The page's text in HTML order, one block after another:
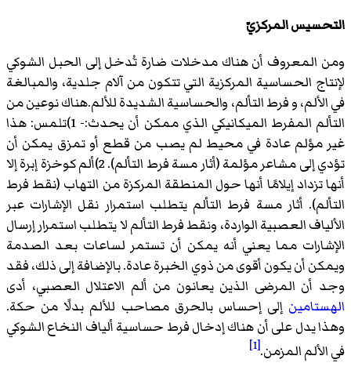
التحسيس المركزيّ
ومن المعروف أن هناك مدخلات ضارة تُدخل إلى الحبل الشوكي
لإنتاج الحساسية المركزية التي تتكون من آلام جلدية، والمبالغة
في الألم، و فرط التألم، والحساسية الشديدة للألم.هناك نوعين من
التألم المفرط الميكانيكي الذي ممكن أن يحدث:- 1)تلمس: هذا
غير مؤلم عادة في محيط لم يصب من قطع أو تمزق يمكن أن
تؤدي إلى مشاعر مؤلمة (أثار مسة فرط التألم). 2)ألم كوخزة إبرة إلا
أنها تزداد إيلامًا أنها حول المنطقة المركزة من التهاب (نقط فرط
التألم). أثار مسة فرط التألم يتطلب استمرار نقل الإشارات عبر
الألياف العصبية الواردة، ونقط فرط التألم لا يتطلب استمرار إرسال
الإشارات مما يعني أنه يمكن أن تستمر لساعات بعد الصدمة
ويمكن أن يكون أقوى من ذوي الخبرة عادة. بالإضافة إلى ذلك، فقد
وجد أن المرضى الذين يعانون من ألم الاعتلال العصبي، أدى
الهستامين إلى إحساس بالحرق مصاحب للألم بدلًا من حكة.
وهذا يدل على أن هناك إدخال فرط حساسية ألياف النخاع الشوكي
في الألم المزمن.[1]